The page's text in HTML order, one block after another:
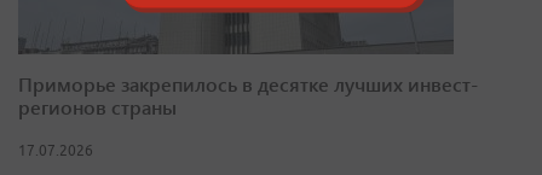
Приморье закрепилось в десятке лучших инвест-
регионов страны
17.07.2026